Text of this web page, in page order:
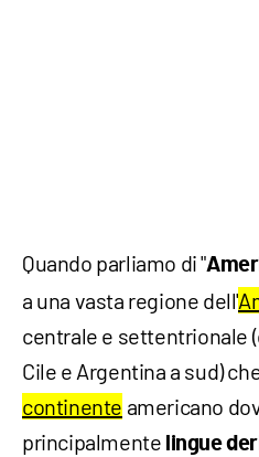
Quando parliamo di "
a una vasta regione dell'
centrale e settentrionale
Cile e Argentina a sud)
continente americano
principalmente lingue